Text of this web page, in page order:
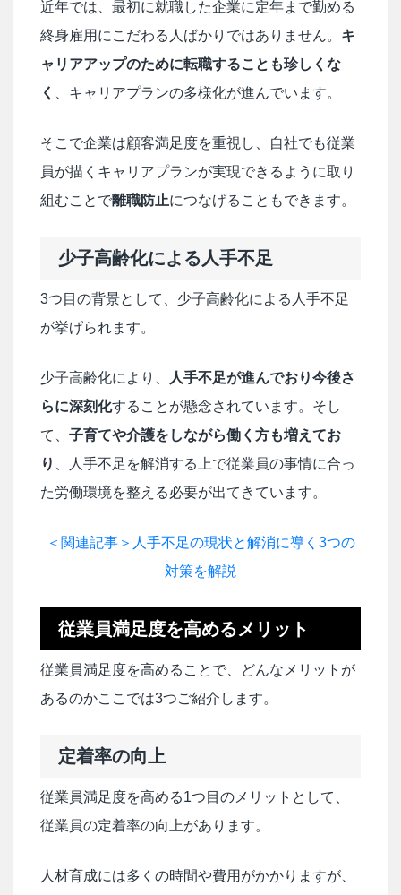
近年では、最初に就職した企業に定年まで勤める
終身雇用にこだわる人ばかりではありません。 キ
ャリアアップのために転職することも珍しくな
く
、キャリアプランの多様化が進んでいます。
そこで企業は顧客満足度を重視し、自社でも従業
員が描くキャリアプランが実現できるように取り
組むことで離職防止につなげることもできます。
少子高齢化による人手不足
3つ目の背景として、少子高齢化による人手不足
が挙げられます。
少子高齢化により、
人手不足が進んでおり今後さ
らに深刻化することが懸念されています。そし
て、 子育てや介護をしながら働く方も増えてお
り
、人手不足を解消する上で従業員の事情に合っ
た労働環境を整える必要が出てきています。
＜関連記事＞人手不足の現状と解消に導く3つの
対策を解説
従業員満足度を高めるメリット
従業員満足度を高めることで、どんなメリットが
あるのかここでは3つご紹介します。
定着率の向上
従業員満足度を高める1つ目のメリットとして、
従業員の定着率の向上があります。
人材育成には多くの時間や費用がかかりますが、